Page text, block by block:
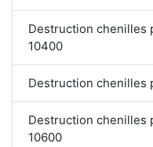
Destruction chenilles
10400
Destruction chenilles
Destruction chenilles
10600